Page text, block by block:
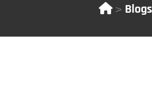
> Blogs